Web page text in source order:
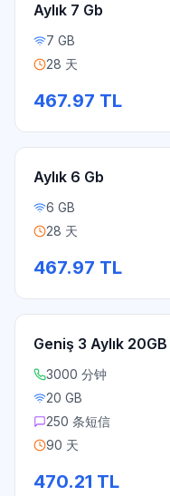
Aylık 7 Gb
7 GB
28 天
467.97 TL
Aylık 6 Gb
6 GB
28 天
467.97 TL
Geniş 3 Aylık 20GB
3000 分钟
20 GB
250 条短信
90 天
470.21 TL